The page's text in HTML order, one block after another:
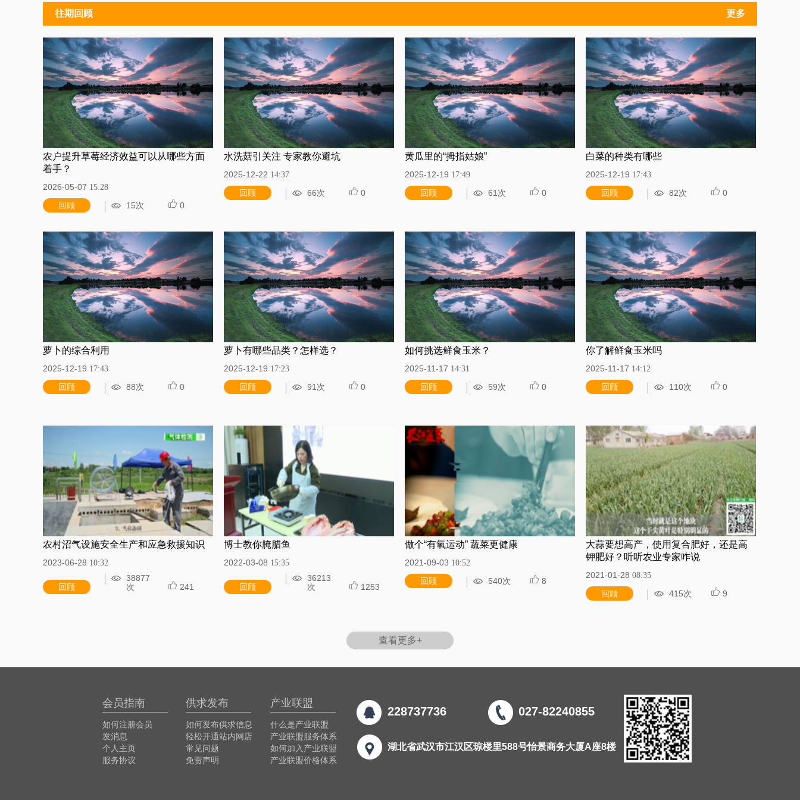
往期回顾 更多
农户提升草莓经济效益可以从哪些方面
着手？
2026-05-07 15:28
回顾 15次 0
水洗菇引关注 专家教你避坑
2025-12-22 14:37
回顾 66次 0
黄瓜里的“拇指姑娘”
2025-12-19 17:49
回顾 61次 0
白菜的种类有哪些
2025-12-19 17:43
回顾 82次 0
萝卜的综合利用
2025-12-19 17:43
回顾 88次 0
萝卜有哪些品类？怎样选？
2025-12-19 17:23
回顾 91次 0
如何挑选鲜食玉米？
2025-11-17 14:31
回顾 59次 0
你了解鲜食玉米吗
2025-11-17 14:12
回顾 110次 0
农村沼气设施安全生产和应急救援知识
2023-06-28 10:32
回顾
38877
次
241
博士教你腌腊鱼
2022-03-08 15:35
回顾
36213
次
1253
做个“有氧运动” 蔬菜更健康
2021-09-03 10:52
回顾 540次 8
大蒜要想高产，使用复合肥好，还是高
钾肥好？听听农业专家咋说
2021-01-28 08:35
回顾 415次 9
查看更多+
会员指南
如何注册会员
发消息
个人主页
服务协议
供求发布
如何发布供求信息
轻松开通站内网店
常见问题
免责声明
产业联盟
什么是产业联盟
产业联盟服务体系
如何加入产业联盟
产业联盟价格体系
228737736 027-82240855
湖北省武汉市江汉区琼楼里588号怡景商务大厦A座8楼